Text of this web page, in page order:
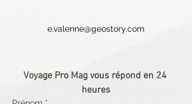
e.valenne@geostory.com
Voyage Pro Mag vous répond en 24
heures